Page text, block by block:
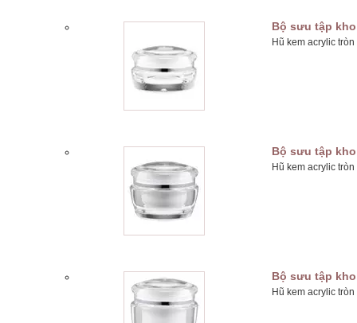
Bộ sưu tập
Hũ kem acrylic
Bộ sưu tập
Hũ kem acrylic
Bộ sưu tập
Hũ kem acrylic